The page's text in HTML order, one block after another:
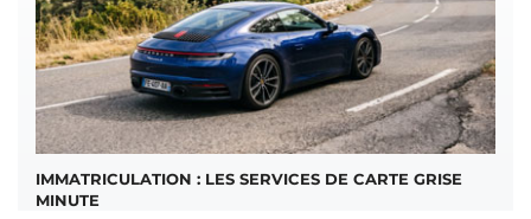
IMMATRICULATION : LES SERVICES DE CARTE GRISE
MINUTE